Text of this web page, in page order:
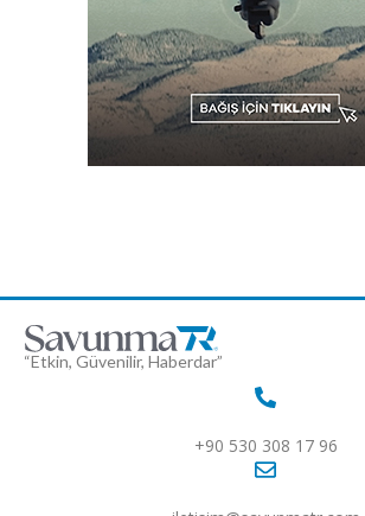
“Etkin, Güvenilir, Haberdar”
+90 530 308 17 96